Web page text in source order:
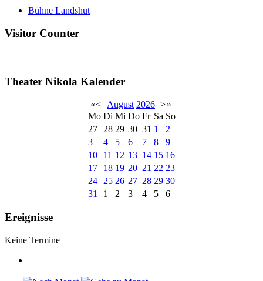
Bühne Landshut
Visitor Counter
Theater Nikola Kalender
«< August 2026 >»
Mo Di Mi Do Fr Sa So
27
28 29 30 31 1
2
3
4 5 6 7 8
9
10
11 12 13 14 15 16
17
18 19 20 21 22 23
24
25 26 27 28 29 30
31
1 2 3 4 5 6
Ereignisse
Keine Termine